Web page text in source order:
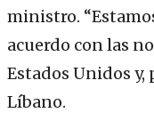
ministro.
acuerdo con las
Estados Unidos
Líbano.